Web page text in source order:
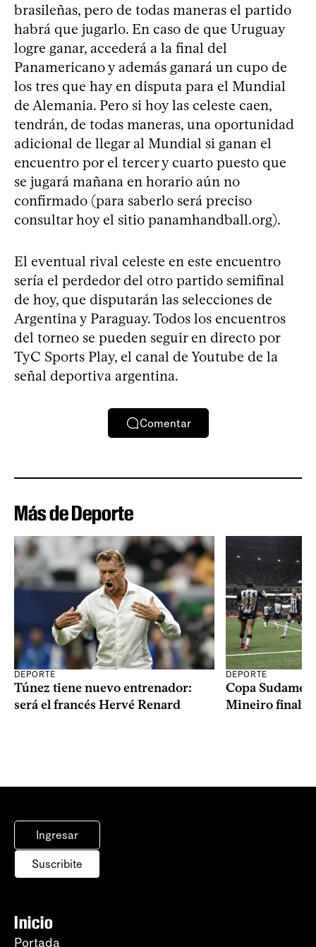
brasileñas, pero de todas maneras el partido
habrá que jugarlo. En caso de que Uruguay
logre ganar, accederá a la final del
Panamericano y además ganará un cupo de
los tres que hay en disputa para el Mundial
de Alemania. Pero si hoy las celeste caen,
tendrán, de todas maneras, una oportunidad
adicional de llegar al Mundial si ganan el
encuentro por el tercer y cuarto puesto que
se jugará mañana en horario aún no
confirmado (para saberlo será preciso
consultar hoy el sitio panamhandball.org).
El eventual rival celeste en este encuentro
sería el perdedor del otro partido semifinal
de hoy, que disputarán las selecciones de
Argentina y Paraguay. Todos los encuentros
del torneo se pueden seguir en directo por
TyC Sports Play, el canal de Youtube de la
señal deportiva argentina.
Comentar
Más de Deporte
DEPORTE
Túnez tiene nuevo entrenador:
será el francés Hervé Renard
DEPORTE
Copa
Mineiro
Ingresar
Suscribite
Inicio
Portada